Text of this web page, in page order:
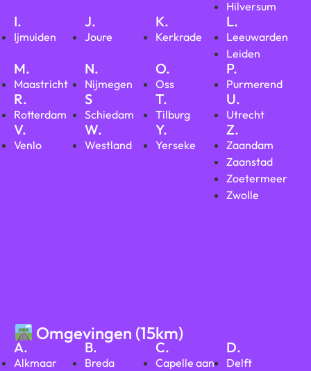
Hilversum
I.
Ijmuiden
J.
Joure
K.
Kerkrade
L.
Leeuwarden
Leiden
M.
Maastricht
N.
Nijmegen
O.
Oss
P.
Purmerend
R.
Rotterdam
S
Schiedam
T.
Tilburg
U.
Utrecht
V.
Venlo
W.
Westland
Y.
Yerseke
Z.
Zaandam
Zaanstad
Zoetermeer
Zwolle
Omgevingen (15km)
A.
Alkmaar
B.
Breda
C.
Capelle aan
D.
Delft